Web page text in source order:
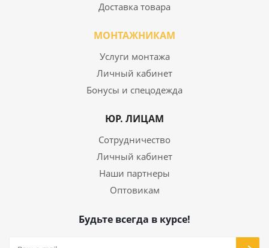
Доставка товара
МОНТАЖНИКАМ
Услуги монтажа
Личный кабинет
Бонусы и спецодежда
ЮР. ЛИЦАМ
Сотрудничество
Личный кабинет
Наши партнеры
Оптовикам
Будьте всегда в курсе!